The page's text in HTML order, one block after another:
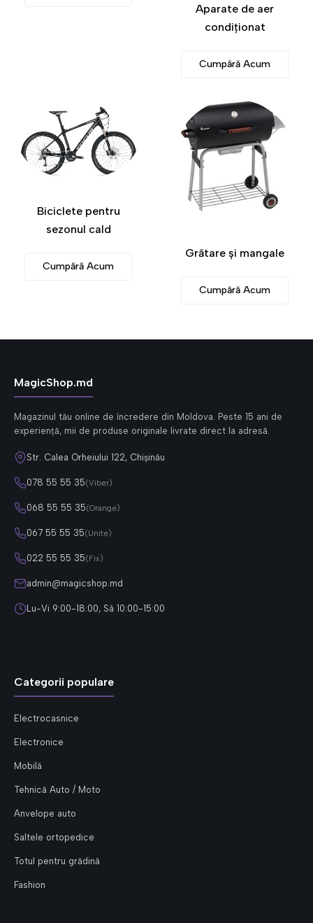
Aparate de aer
condiționat
Cumpără Acum
Biciclete pentru
sezonul cald
Cumpără Acum
Grătare și mangale
Cumpără Acum
MagicShop.md
Magazinul tău online de încredere din Moldova. Peste 15 ani de
experiență, mii de produse originale livrate direct la adresă.
Str. Calea Orheiului 122, Chișinău
078 55 55 35(Viber)
068 55 55 35(Orange)
067 55 55 35(Unite)
022 55 55 35(Fix)
admin@magicshop.md
Lu-Vi 9:00-18:00, Sâ 10:00-15:00
Categorii populare
Electrocasnice
Electronice
Mobilă
Tehnică Auto / Moto
Anvelope auto
Saltele ortopedice
Totul pentru grădină
Fashion